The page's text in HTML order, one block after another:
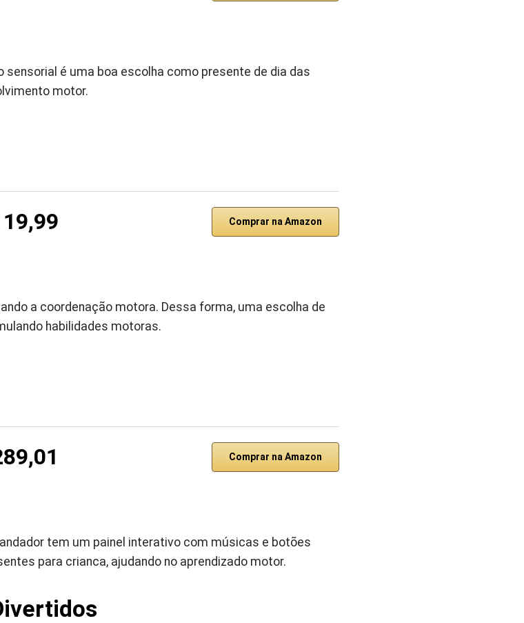
sensorial é uma boa escolha como presente de dia das
motor.
Comprar na Amazon
a coordenação motora. Dessa forma, uma escolha de
habilidades motoras.
Comprar na Amazon
tem um painel interativo com músicas e botões
para crianca, ajudando no aprendizado motor.